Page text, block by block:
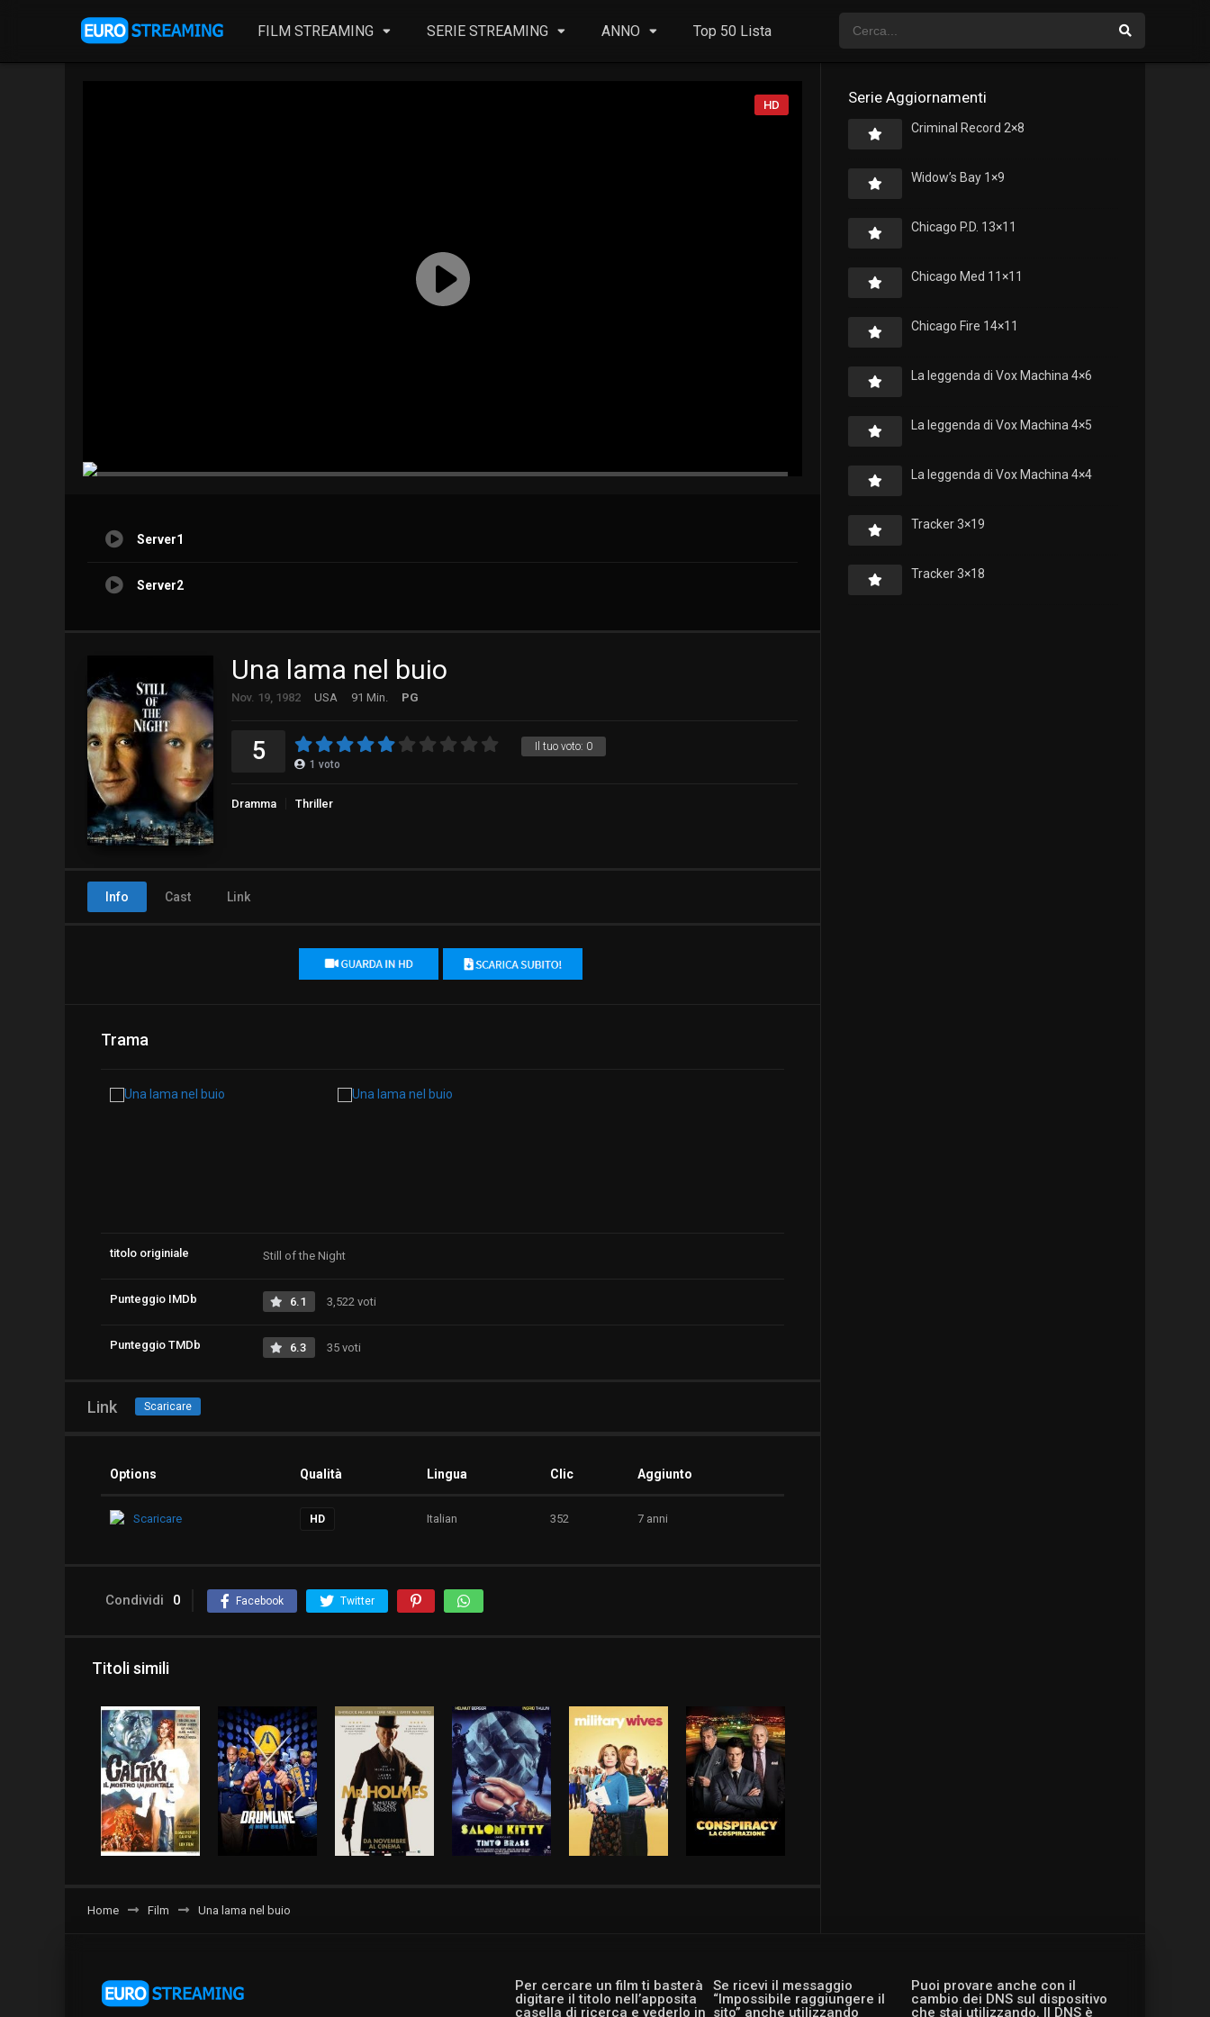
FILM STREAMING SERIE STREAMING ANNO Top 50 Lista
HD
Server1
Server2
Una lama nel buio
Nov. 19, 1982 USA 91 Min. PG
Il tuo voto: 0
5 1 voto
Dramma Thriller
Info Cast Link
Trama
titolo originiale Still of the Night
Punteggio IMDb 6.1 3,522 voti
Punteggio TMDb 6.3 35 voti
Link Scaricare
Options Qualità Lingua Clic Aggiunto
Scaricare HD Italian 352 7 anni
Condividi 0 Facebook Twitter
Titoli simili
Home Film Una lama nel buio
Serie Aggiornamenti
Criminal Record 2×8
Widow’s Bay 1×9
Chicago P.D. 13×11
Chicago Med 11×11
Chicago Fire 14×11
La leggenda di Vox Machina 4×6
La leggenda di Vox Machina 4×5
La leggenda di Vox Machina 4×4
Tracker 3×19
Tracker 3×18
Per cercare un film ti basterà
digitare il titolo nell’apposita
casella di ricerca e vederlo in
Se ricevi il messaggio
“Impossibile raggiungere il
sito” anche utilizzando
Puoi provare anche con il
cambio dei DNS sul dispositivo
che stai utilizzando. Il DNS è